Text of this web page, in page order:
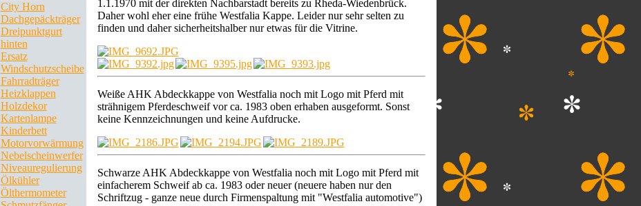
City Horn
Dachgepäckträger
Dreipunktgurt
hinten
Ersatz
Windschutzscheibe
Fahrradträger
Heizklappen
Holzdekor
Kartenlampe
Kinderbett
Motorvorwärmung
Nebelscheinwerfer
Niveauregulierung
Ölkühler
Ölthermometer
1.1.1970 mit der direkten Nachbarstadt bereits zu Rheda-Wiedenbrück.
Daher wohl eher eine frühe Westfalia Kappe. Leider nur sehr selten zu
finden und daher sicherheitshalber nur etwas für die Vitrine.
Weiße AHK Abdeckkappe von Westfalia noch mit Logo mit Pferd mit
strähnigem Pferdeschweif vor ca. 1983 oben erhaben ausgeformt. Sonst
keine Kennzeichnungen und keine Aufdrucke.
Schwarze AHK Abdeckkappe von Westfalia noch mit Logo mit Pferd mit
einfacherem Schweif ab ca. 1983 oder neuer (neuere haben nur den
Schriftzug - ganze neue durch Firmenspaltung mit "Westfalia automotive")